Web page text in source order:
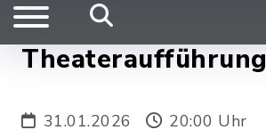
Theateraufführung
31.01.2026
20:00 Uhr